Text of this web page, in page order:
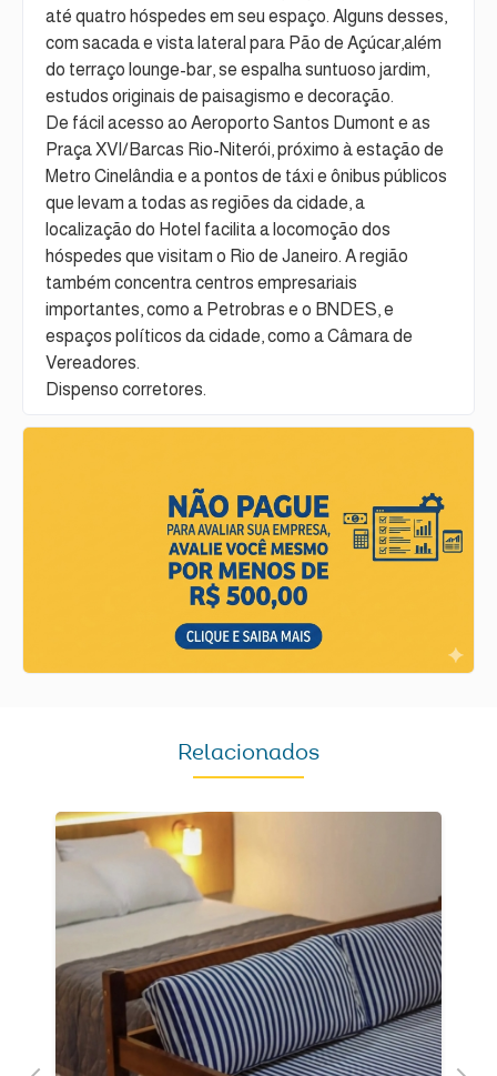
até quatro hóspedes em seu espaço. Alguns desses,
com sacada e vista lateral para Pão de Açúcar,além
do terraço lounge-bar, se espalha suntuoso jardim,
estudos originais de paisagismo e decoração.
De fácil acesso ao Aeroporto Santos Dumont e as
Praça XVI/Barcas Rio-Niterói, próximo à estação de
Metro Cinelândia e a pontos de táxi e ônibus públicos
que levam a todas as regiões da cidade, a
localização do Hotel facilita a locomoção dos
hóspedes que visitam o Rio de Janeiro. A região
também concentra centros empresariais
importantes, como a Petrobras e o BNDES, e
espaços políticos da cidade, como a Câmara de
Vereadores.
Dispenso corretores.
Relacionados